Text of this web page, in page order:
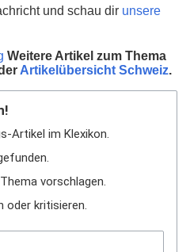
und schau dir unsere
Weitere Artikel zum Thema
Artikelübersicht Schweiz.
Artikel im Klexikon.
vorschlagen.
oder kritisieren.